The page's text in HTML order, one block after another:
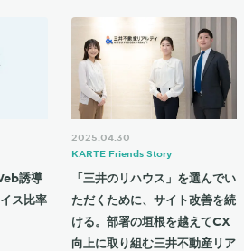
誘導
ス比率
2025.04.30
KARTE Friends Story
「三井のリハウス」を選んでい
ただくために、サイト改善を続
ける。部署の垣根を越えてCX
向上に取り組む三井不動産リア